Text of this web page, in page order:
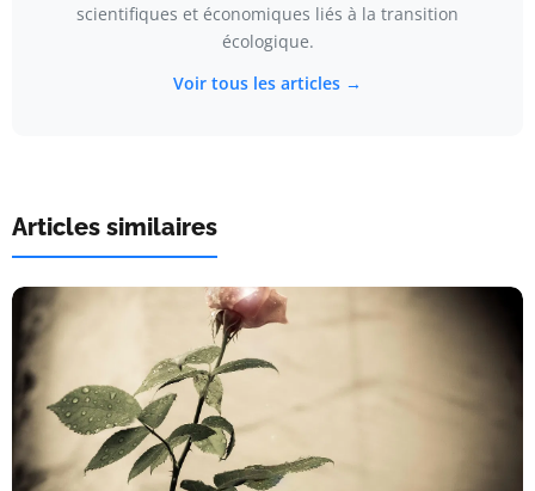
scientifiques et économiques liés à la transition
écologique.
Voir tous les articles →
Articles similaires